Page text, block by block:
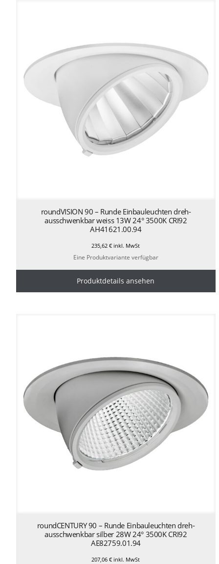
roundVISION 90 – Runde Einbauleuchten dreh-
ausschwenkbar weiss 13W 24° 3500K CRI92
AH41621.00.94
235,62€ inkl. MwSt
Eine Produktvariante verfügbar
Produktdetails ansehen
roundCENTURY 90 – Runde Einbauleuchten dreh-
ausschwenkbar silber 28W 24° 3500K CRI92
AE82759.01.94
207,06€ inkl. MwSt